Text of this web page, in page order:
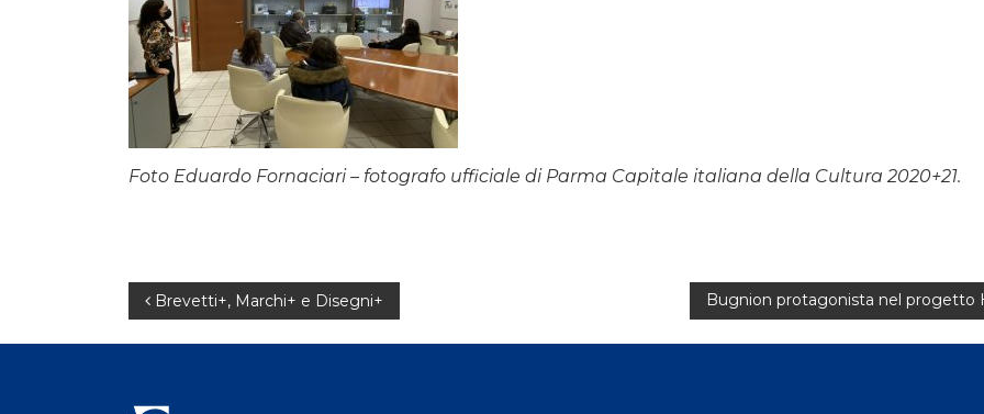
Foto Eduardo Fornaciari – fotografo ufficiale di Parma Capitale italiana della Cultura 2020+21.
Navigazione
articoli
Brevetti+, Marchi+ e Disegni+ Bugnion protagonista nel progetto